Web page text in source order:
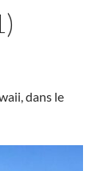
dans le